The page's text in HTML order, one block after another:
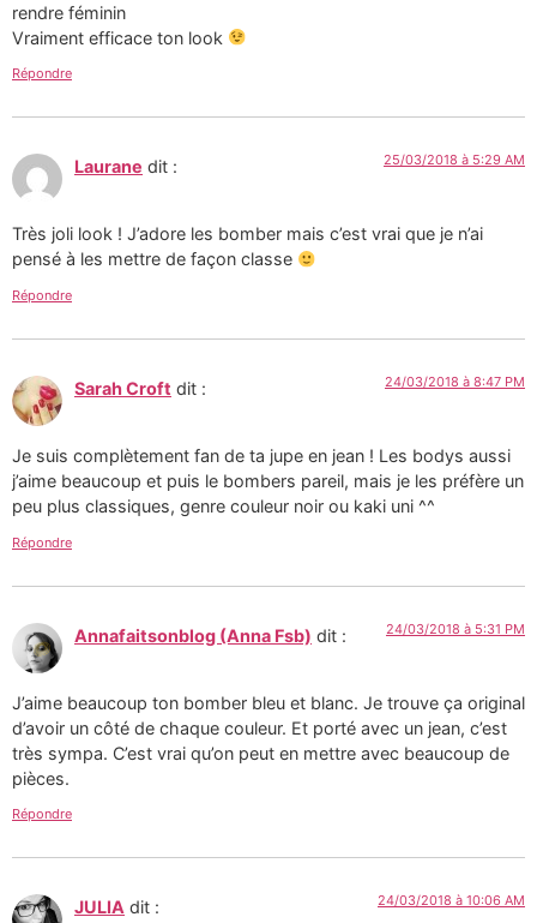
rendre féminin
Vraiment efficace ton look
Répondre
Laurane dit : 25/03/2018 à 5:29 AM
Très joli look ! J’adore les bomber mais c’est vrai que je n’ai
pensé à les mettre de façon classe
Répondre
Sarah Croft dit : 24/03/2018 à 8:47 PM
Je suis complètement fan de ta jupe en jean ! Les bodys aussi
j’aime beaucoup et puis le bombers pareil, mais je les préfère un
peu plus classiques, genre couleur noir ou kaki uni ^^
Répondre
Annafaitsonblog (Anna Fsb) dit : 24/03/2018 à 5:31 PM
J’aime beaucoup ton bomber bleu et blanc. Je trouve ça original
d’avoir un côté de chaque couleur. Et porté avec un jean, c’est
très sympa. C’est vrai qu’on peut en mettre avec beaucoup de
pièces.
Répondre
JULIA dit : 24/03/2018 à 10:06 AM